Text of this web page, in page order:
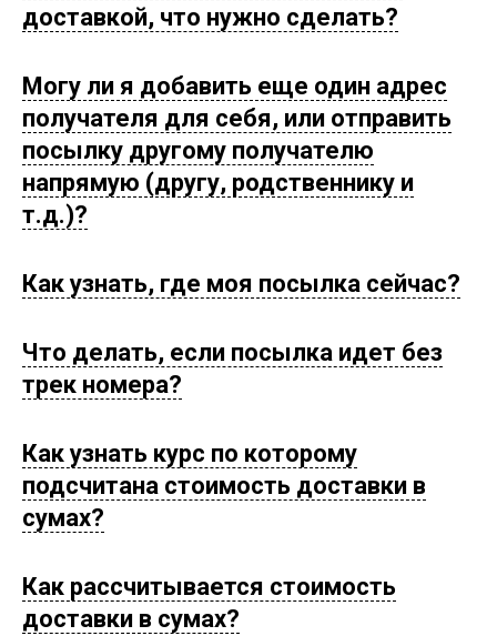
доставкой, что нужно сделать?
Могу ли я добавить еще один адрес
получателя для себя, или отправить
посылку другому получателю
напрямую (другу, родственнику и
т.д.)?
Как узнать, где моя посылка сейчас?
Что делать, если посылка идет без
трек номера?
Как узнать курс по которому
подсчитана стоимость доставки в
сумах?
Как рассчитывается стоимость
доставки в сумах?